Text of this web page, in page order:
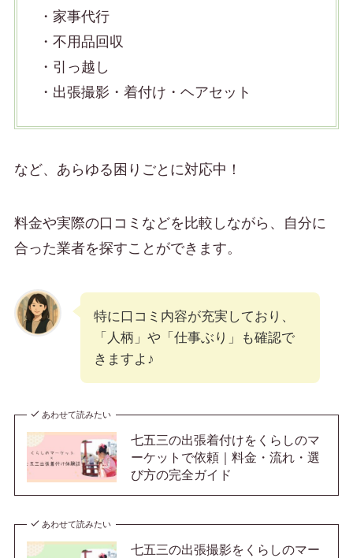
・家事代行
・不用品回収
・引っ越し
・出張撮影・着付け・ヘアセット
など、あらゆる困りごとに対応中！
料金や実際の口コミなどを比較しながら、自分に
合った業者を探すことができます。
特に口コミ内容が充実しており、
「人柄」や「仕事ぶり」も確認で
きますよ♪
あわせて読みたい
七五三の出張着付けをくらしのマ
ーケットで依頼｜料金・流れ・選
び方の完全ガイド
あわせて読みたい
七五三の出張撮影をくらしのマー